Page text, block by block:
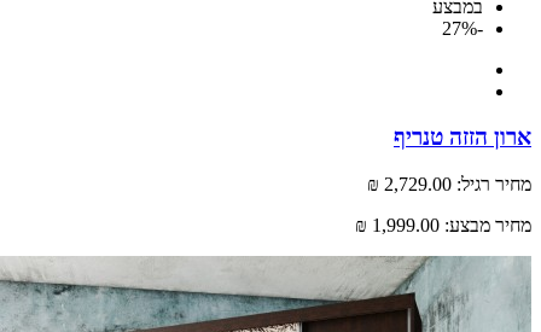
במבצע
הזזה טנריף
רגיל: 2,729.00 ₪
מבצע: 1,999.00 ₪